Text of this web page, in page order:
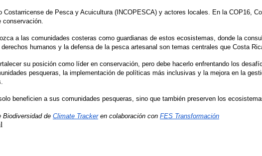
de Pesca y Acuicultura (INCOPESCA) y actores locales. En la COP16,
conservación.
a las comunidades costeras como guardianas de estos ecosistemas, donde la
humanos y la defensa de la pesca artesanal son temas centrales que Costa
su posición como líder en conservación, pero debe hacerlo enfrentando los
pesqueras, la implementación de políticas más inclusivas y la mejora en la
beneficien a sus comunidades pesqueras, sino que también preserven los
Biodiversidad de Climate Tracker en colaboración con FES Transformación